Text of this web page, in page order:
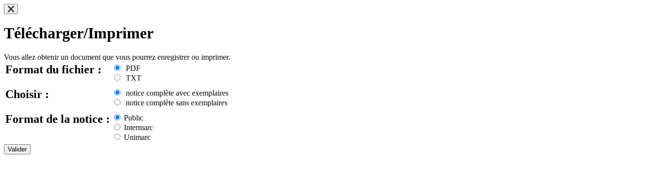
Télécharger/Imprimer
Vous allez obtenir un document que vous pourrez enregistrer ou imprimer.
Format du fichier :
PDF
TXT
Choisir :
notice complète avec exemplaires
notice complète sans exemplaires
Format de la notice :
Public
Intermarc
Unimarc